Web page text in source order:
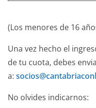
(Los menores de 16
Una vez hecho el
de tu cuota, debes
a:
No olvides indicarnos: